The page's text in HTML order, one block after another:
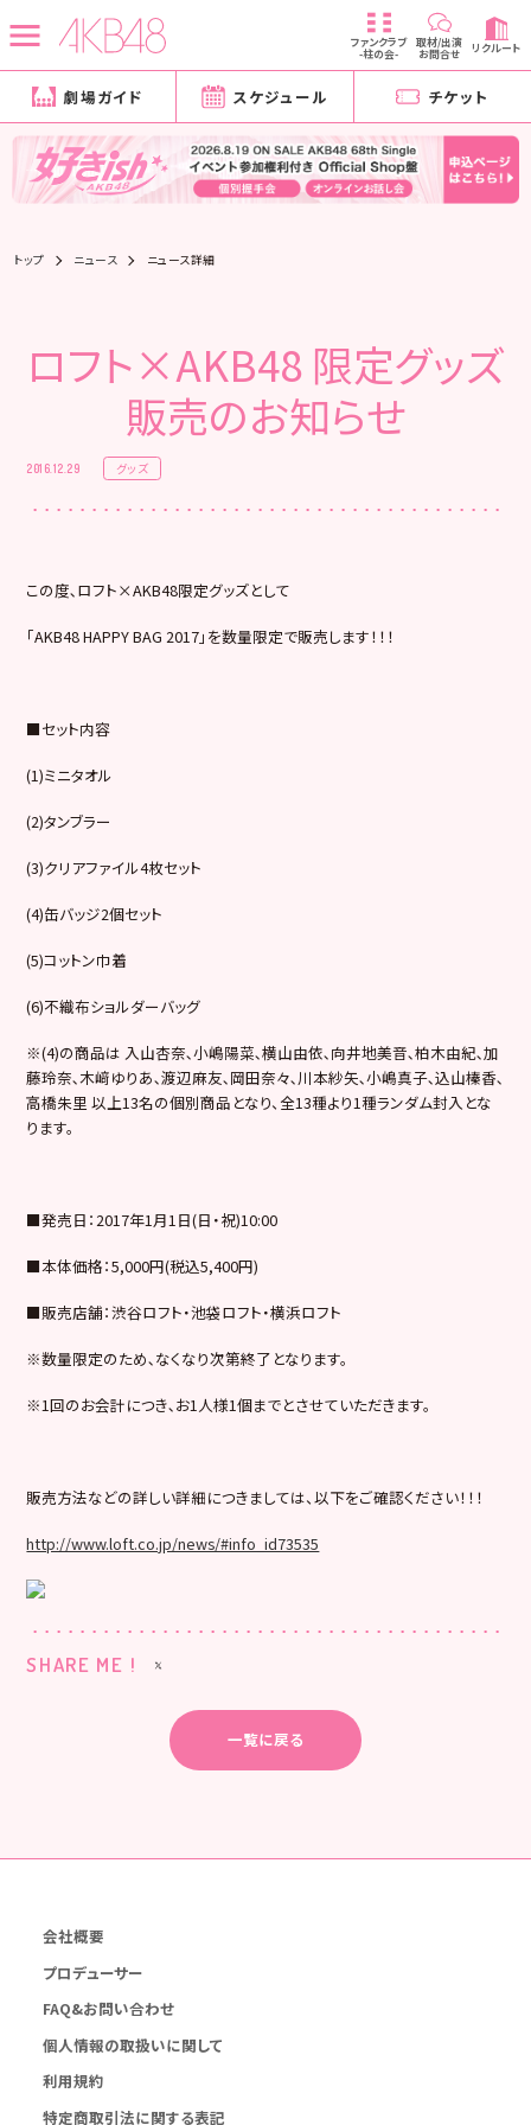
ファンクラブ
-柱の会-
取材/出演
お問合せ リクルート
劇場ガイド スケジュール チケット
トップ ニュース ニュース詳細
ロフト×AKB48 限定グッズ
販売のお知らせ
2016.12.29 グッズ
この度､ロフト×AKB48限定グッズとして
「AKB48 HAPPY BAG 2017」を数量限定で販売します！！！
■セット内容
(1)ミニタオル
(2)タンブラー
(3)クリアファイル4枚セット
(4)缶バッジ2個セット
(5)コットン巾着
(6)不織布ショルダーバッグ
※(4)の商品は 入山杏奈､小嶋陽菜､横山由依､向井地美音､柏木由紀､加
藤玲奈､木﨑ゆりあ､渡辺麻友､岡田奈々､川本紗矢､小嶋真子､込山榛香､
高橋朱里 以上13名の個別商品となり、全13種より1種ランダム封入とな
ります。
■発売日：2017年1月1日(日・祝)10:00
■本体価格：5,000円(税込5,400円)
■販売店舗：渋谷ロフト・池袋ロフト・横浜ロフト
※数量限定のため､なくなり次第終了となります。
※1回のお会計につき､お1人様1個までとさせていただきます。
販売方法などの詳しい詳細につきましては、以下をご確認ください！！！
http://www.loft.co.jp/news/#info_id73535
SHARE ME !
一覧に戻る
会社概要
プロデューサー
FAQ&お問い合わせ
個人情報の取扱いに関して
利用規約
特定商取引法に関する表記